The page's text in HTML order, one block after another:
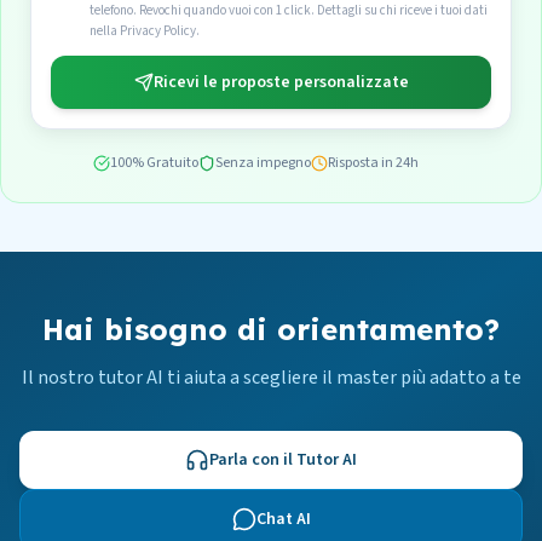
telefono. Revochi quando vuoi con 1 click. Dettagli su chi riceve i tuoi dati
nella Privacy Policy.
Ricevi le proposte personalizzate
100% Gratuito Senza impegno Risposta in 24h
Hai bisogno di orientamento?
Il nostro tutor AI ti aiuta a scegliere il master più adatto a te
Parla con il Tutor AI
Chat AI